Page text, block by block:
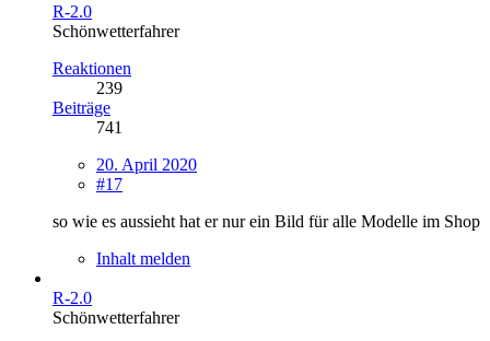
R-2.0
Schönwetterfahrer
Reaktionen
239
Beiträge
741
20. April 2020
#17
so wie es aussieht hat er nur ein Bild für alle Modelle im Shop
Inhalt melden
R-2.0
Schönwetterfahrer